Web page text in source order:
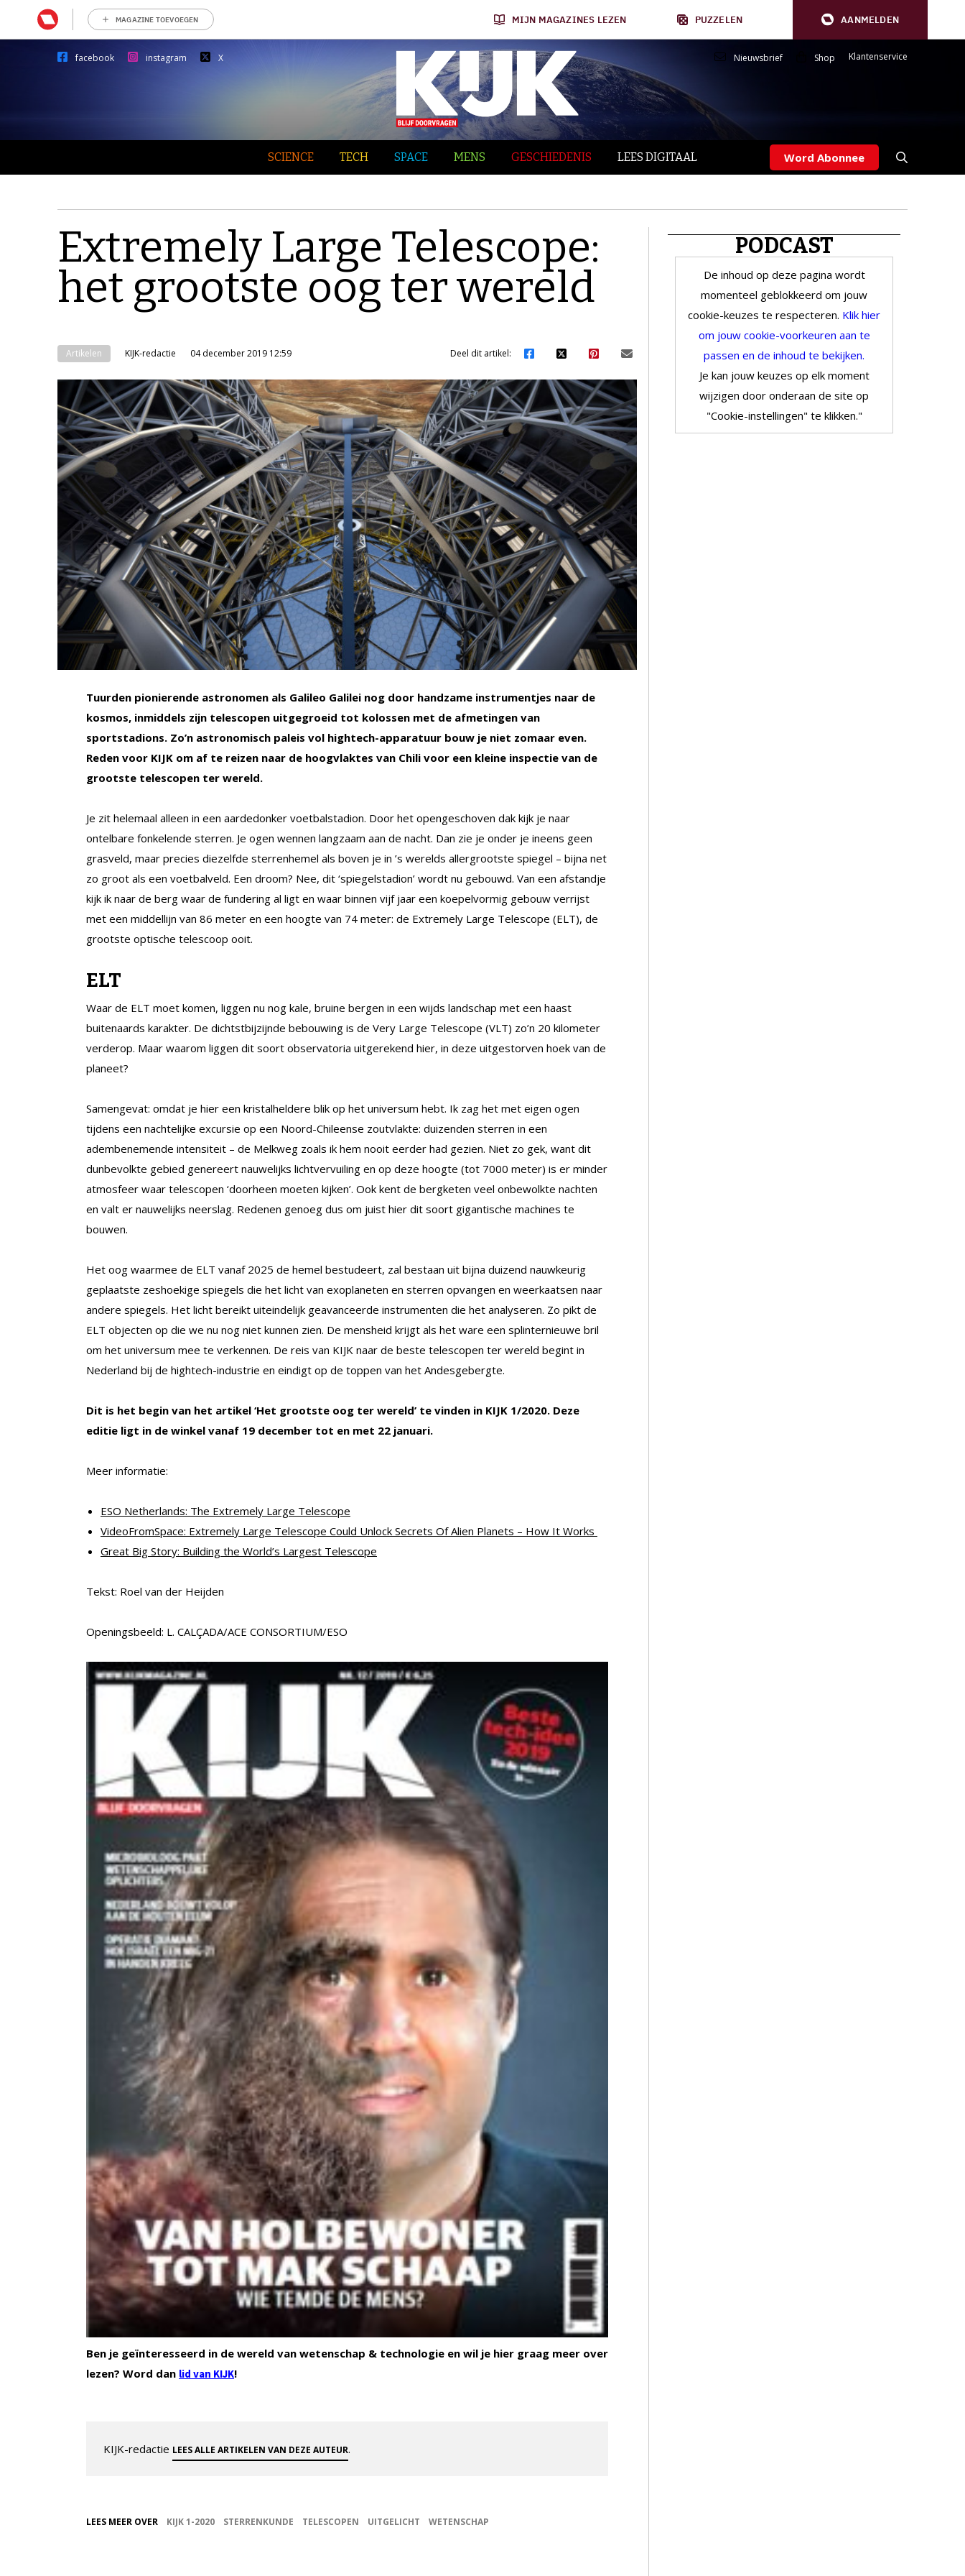
MAGAZINE TOEVOEGEN MIJN MAGAZINES LEZEN PUZZELEN AANMELDEN
facebook instagram X Nieuwsbrief Shop Klantenservice
SCIENCE TECH SPACE MENS GESCHIEDENIS LEES DIGITAAL Word Abonnee
Extremely Large Telescope:
het grootste oog ter wereld
Artikelen KIJK-redactie 04 december 2019 12:59 Deel dit artikel:
Tuurden pionierende astronomen als Galileo Galilei nog door handzame instrumentjes naar de
kosmos, inmiddels zijn telescopen uitgegroeid tot kolossen met de afmetingen van
sportstadions. Zo’n astronomisch paleis vol hightech-apparatuur bouw je niet zomaar even.
Reden voor KIJK om af te reizen naar de hoogvlaktes van Chili voor een kleine inspectie van de
grootste telescopen ter wereld.
Je zit helemaal alleen in een aardedonker voetbalstadion. Door het opengeschoven dak kijk je naar
ontelbare fonkelende sterren. Je ogen wennen langzaam aan de nacht. Dan zie je onder je ineens geen
grasveld, maar precies diezelfde sterrenhemel als boven je in ’s werelds allergrootste spiegel – bijna net
zo groot als een voetbalveld. Een droom? Nee, dit ‘spiegelstadion’ wordt nu gebouwd. Van een afstandje
kijk ik naar de berg waar de fundering al ligt en waar binnen vijf jaar een koepelvormig gebouw verrijst
met een middellijn van 86 meter en een hoogte van 74 meter: de Extremely Large Telescope (ELT), de
grootste optische telescoop ooit.
ELT
Waar de ELT moet komen, liggen nu nog kale, bruine bergen in een wijds landschap met een haast
buitenaards karakter. De dichtstbijzijnde bebouwing is de Very Large Telescope (VLT) zo’n 20 kilometer
verderop. Maar waarom liggen dit soort observatoria uitgerekend hier, in deze uitgestorven hoek van de
planeet?
Samengevat: omdat je hier een kristalheldere blik op het universum hebt. Ik zag het met eigen ogen
tijdens een nachtelijke excursie op een Noord-Chileense zoutvlakte: duizenden sterren in een
adembenemende intensiteit – de Melkweg zoals ik hem nooit eerder had gezien. Niet zo gek, want dit
dunbevolkte gebied genereert nauwelijks lichtvervuiling en op deze hoogte (tot 7000 meter) is er minder
atmosfeer waar telescopen ‘doorheen moeten kijken’. Ook kent de bergketen veel onbewolkte nachten
en valt er nauwelijks neerslag. Redenen genoeg dus om juist hier dit soort gigantische machines te
bouwen.
Het oog waarmee de ELT vanaf 2025 de hemel bestudeert, zal bestaan uit bijna duizend nauwkeurig
geplaatste zeshoekige spiegels die het licht van exoplaneten en sterren opvangen en weerkaatsen naar
andere spiegels. Het licht bereikt uiteindelijk geavanceerde instrumenten die het analyseren. Zo pikt de
ELT objecten op die we nu nog niet kunnen zien. De mensheid krijgt als het ware een splinternieuwe bril
om het universum mee te verkennen. De reis van KIJK naar de beste telescopen ter wereld begint in
Nederland bij de hightech-industrie en eindigt op de toppen van het Andesgebergte.
Dit is het begin van het artikel ‘Het grootste oog ter wereld’ te vinden in KIJK 1/2020. Deze
editie ligt in de winkel vanaf 19 december tot en met 22 januari.
Meer informatie:
ESO Netherlands: The Extremely Large Telescope
VideoFromSpace: Extremely Large Telescope Could Unlock Secrets Of Alien Planets – How It Works
Great Big Story: Building the World’s Largest Telescope
Tekst: Roel van der Heijden
Openingsbeeld: L. CALÇADA/ACE CONSORTIUM/ESO
Ben je geïnteresseerd in de wereld van wetenschap & technologie en wil je hier graag meer over
lezen? Word dan lid van KIJK!
KIJK-redactie LEES ALLE ARTIKELEN VAN DEZE AUTEUR.
LEES MEER OVER KIJK 1-2020 STERRENKUNDE TELESCOPEN UITGELICHT WETENSCHAP
PODCAST
De inhoud op deze pagina wordt
momenteel geblokkeerd om jouw
cookie-keuzes te respecteren. Klik hier
om jouw cookie-voorkeuren aan te
passen en de inhoud te bekijken.
Je kan jouw keuzes op elk moment
wijzigen door onderaan de site op
"Cookie-instellingen" te klikken."